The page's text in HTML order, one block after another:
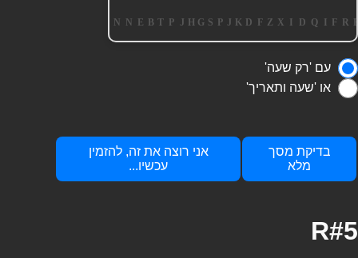
עם 'רק שעה'
או 'שעה ותאריך'
בדיקת מסך
מלא
אני רוצה את זה, להזמין
עכשיו...
R#5